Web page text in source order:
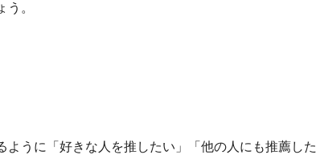
。
ように「好きな人を推したい」「他の人にも推薦し